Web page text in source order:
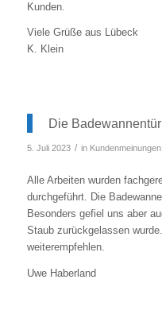
Kunden.
Viele Grüße aus Lübeck
K. Klein
Die
5. Juli 2023 / in Kundenmeinungen,
Alle Arbeiten wurden
durchgeführt. Die
Besonders gefiel uns aber
Staub zurückgelassen
weiterempfehlen.
Uwe Haberland